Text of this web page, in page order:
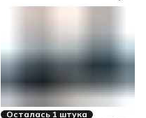
Осталась 1 штука